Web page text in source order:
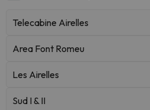
Telecabine Airelles
Area Font Romeu
Les Airelles
Sud I & II